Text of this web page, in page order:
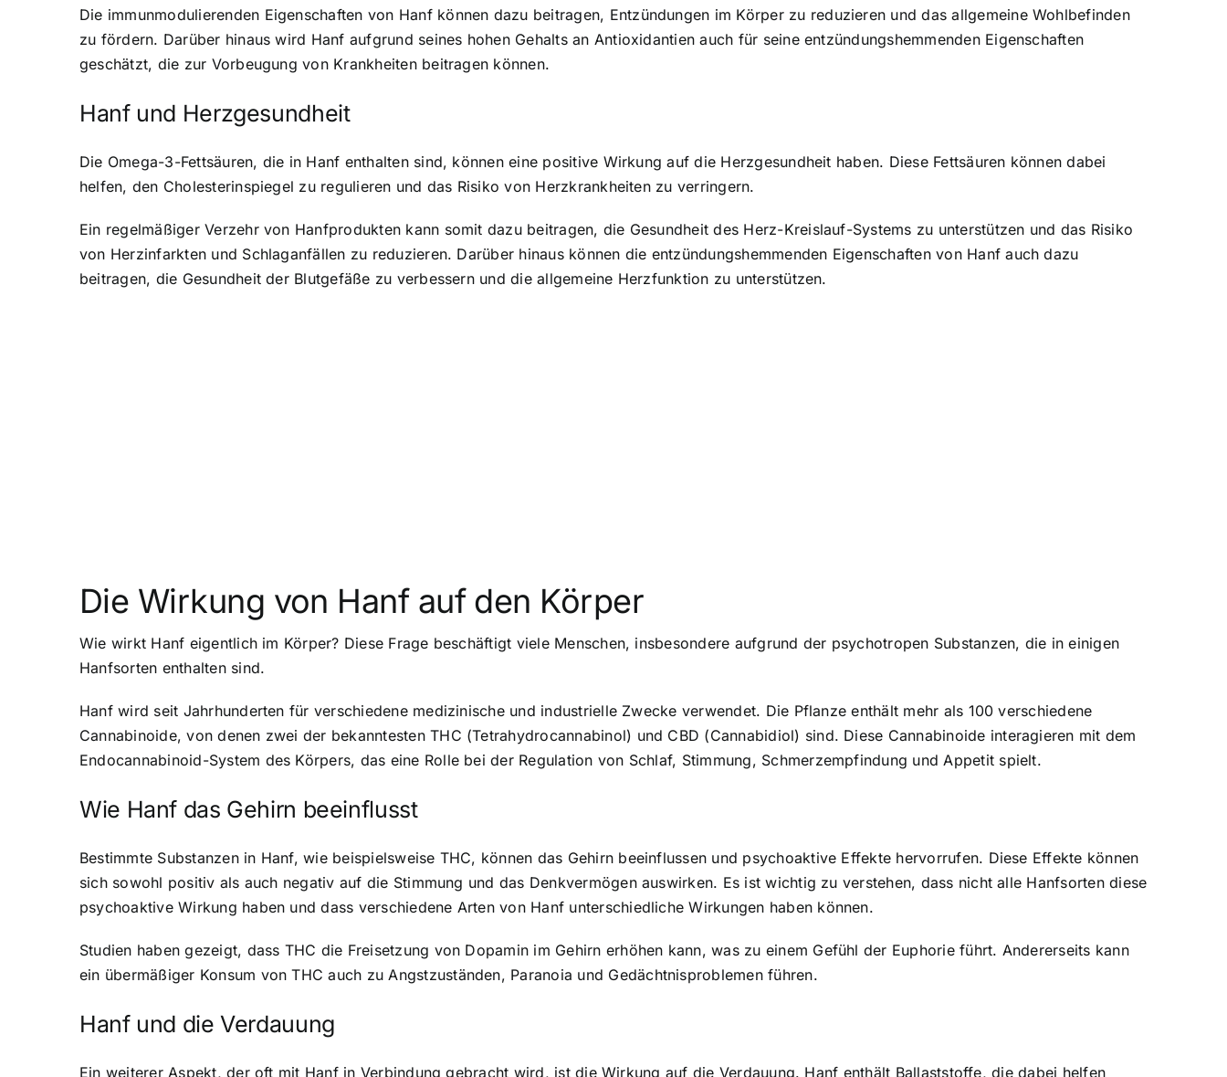
Die immunmodulierenden Eigenschaften von Hanf können dazu beitragen, Entzündungen im Körper zu reduzieren und das allgemeine Wohlbefinden
zu fördern. Darüber hinaus wird Hanf aufgrund seines hohen Gehalts an Antioxidantien auch für seine entzündungshemmenden Eigenschaften
geschätzt, die zur Vorbeugung von Krankheiten beitragen können.
Hanf und Herzgesundheit
Die Omega-3-Fettsäuren, die in Hanf enthalten sind, können eine positive Wirkung auf die Herzgesundheit haben. Diese Fettsäuren können dabei
helfen, den Cholesterinspiegel zu regulieren und das Risiko von Herzkrankheiten zu verringern.
Ein regelmäßiger Verzehr von Hanfprodukten kann somit dazu beitragen, die Gesundheit des Herz-Kreislauf-Systems zu unterstützen und das Risiko
von Herzinfarkten und Schlaganfällen zu reduzieren. Darüber hinaus können die entzündungshemmenden Eigenschaften von Hanf auch dazu
beitragen, die Gesundheit der Blutgefäße zu verbessern und die allgemeine Herzfunktion zu unterstützen.
Die Wirkung von Hanf auf den Körper
Wie wirkt Hanf eigentlich im Körper? Diese Frage beschäftigt viele Menschen, insbesondere aufgrund der psychotropen Substanzen, die in einigen
Hanfsorten enthalten sind.
Hanf wird seit Jahrhunderten für verschiedene medizinische und industrielle Zwecke verwendet. Die Pflanze enthält mehr als 100 verschiedene
Cannabinoide, von denen zwei der bekanntesten THC (Tetrahydrocannabinol) und CBD (Cannabidiol) sind. Diese Cannabinoide interagieren mit dem
Endocannabinoid-System des Körpers, das eine Rolle bei der Regulation von Schlaf, Stimmung, Schmerzempfindung und Appetit spielt.
Wie Hanf das Gehirn beeinflusst
Bestimmte Substanzen in Hanf, wie beispielsweise THC, können das Gehirn beeinflussen und psychoaktive Effekte hervorrufen. Diese Effekte können
sich sowohl positiv als auch negativ auf die Stimmung und das Denkvermögen auswirken. Es ist wichtig zu verstehen, dass nicht alle Hanfsorten diese
psychoaktive Wirkung haben und dass verschiedene Arten von Hanf unterschiedliche Wirkungen haben können.
Studien haben gezeigt, dass THC die Freisetzung von Dopamin im Gehirn erhöhen kann, was zu einem Gefühl der Euphorie führt. Andererseits kann
ein übermäßiger Konsum von THC auch zu Angstzuständen, Paranoia und Gedächtnisproblemen führen.
Hanf und die Verdauung
Ein weiterer Aspekt, der oft mit Hanf in Verbindung gebracht wird, ist die Wirkung auf die Verdauung. Hanf enthält Ballaststoffe, die dabei helfen